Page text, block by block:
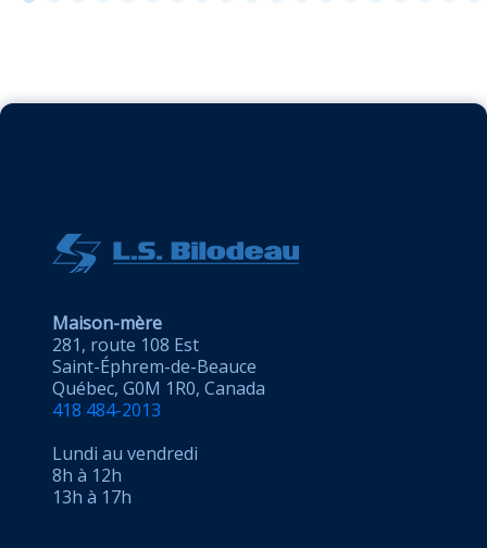
Maison-mère
281, route 108 Est
Saint-Éphrem-de-Beauce
Québec, G0M 1R0, Canada
418 484-2013
Lundi au vendredi
8h à 12h
13h à 17h